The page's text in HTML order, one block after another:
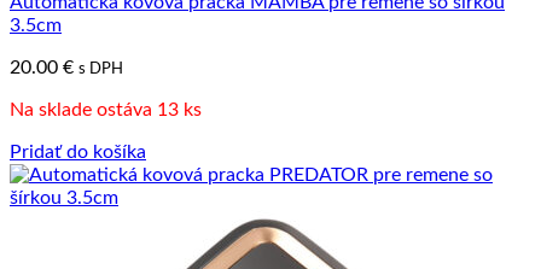
3.5cm
20.00 € s DPH
Na sklade ostáva 13 ks
Pridať do košíka